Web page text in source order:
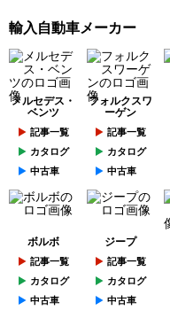
輸入自動車メーカー
メルセデス・
ベンツ
記事一覧
カタログ
中古車
フォルクスワ
ーゲン
記事一覧
カタログ
中古車
ボルボ
記事一覧
カタログ
中古車
ジープ
記事一覧
カタログ
中古車